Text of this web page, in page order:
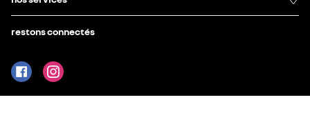
restons connectés